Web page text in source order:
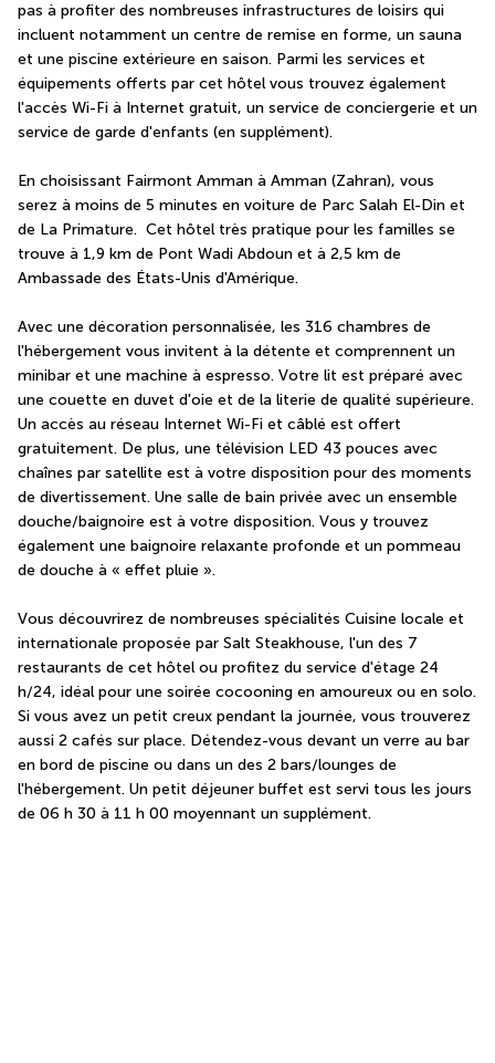
pas à profiter des nombreuses infrastructures de loisirs qui
incluent notamment un centre de remise en forme, un sauna
et une piscine extérieure en saison. Parmi les services et
équipements offerts par cet hôtel vous trouvez également
l'accès Wi-Fi à Internet gratuit, un service de conciergerie et un
service de garde d'enfants (en supplément).
En choisissant Fairmont Amman à Amman (Zahran), vous
serez à moins de 5 minutes en voiture de Parc Salah El-Din et
de La Primature.  Cet hôtel très pratique pour les familles se
trouve à 1,9 km de Pont Wadi Abdoun et à 2,5 km de
Ambassade des États-Unis d'Amérique.
Avec une décoration personnalisée, les 316 chambres de
l'hébergement vous invitent à la détente et comprennent un
minibar et une machine à espresso. Votre lit est préparé avec
une couette en duvet d'oie et de la literie de qualité supérieure.
Un accès au réseau Internet Wi-Fi et câblé est offert
gratuitement. De plus, une télévision LED 43 pouces avec
chaînes par satellite est à votre disposition pour des moments
de divertissement. Une salle de bain privée avec un ensemble
douche/baignoire est à votre disposition. Vous y trouvez
également une baignoire relaxante profonde et un pommeau
de douche à « effet pluie ».
Vous découvrirez de nombreuses spécialités Cuisine locale et
internationale proposée par Salt Steakhouse, l'un des 7
restaurants de cet hôtel ou profitez du service d'étage 24
h/24, idéal pour une soirée cocooning en amoureux ou en solo.
Si vous avez un petit creux pendant la journée, vous trouverez
aussi 2 cafés sur place. Détendez-vous devant un verre au bar
en bord de piscine ou dans un des 2 bars/lounges de
l'hébergement. Un petit déjeuner buffet est servi tous les jours
de 06 h 30 à 11 h 00 moyennant un supplément.